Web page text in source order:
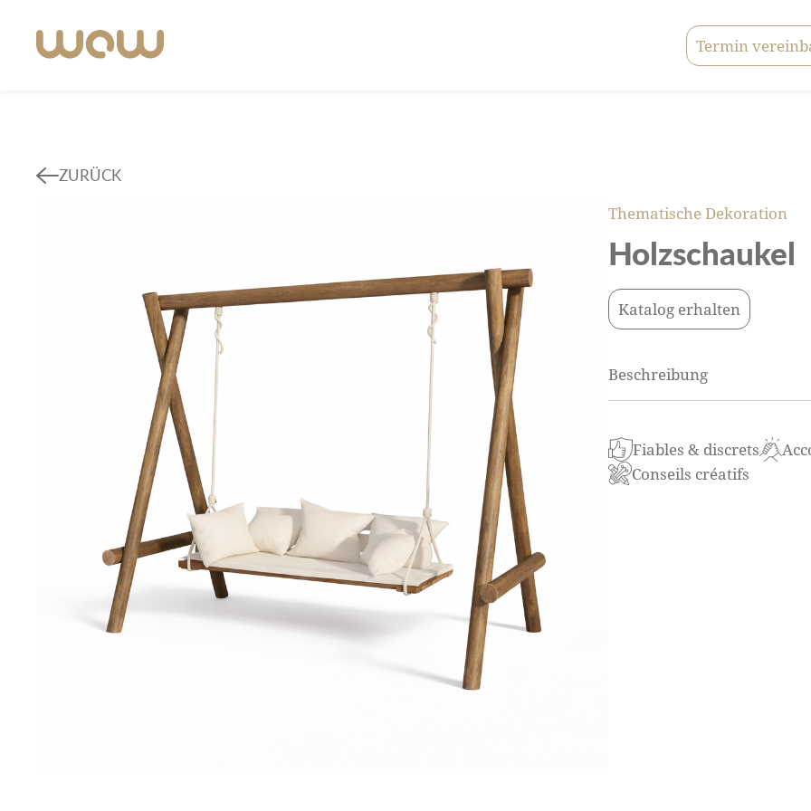
Termin
ZURÜCK
Thematische Dekoration
Holzschaukel
Katalog erhalten
Beschreibung
Die Holzschaukel verleiht
Mit massivem Holzgestell
Fiables & discrets
Conseils créatifs